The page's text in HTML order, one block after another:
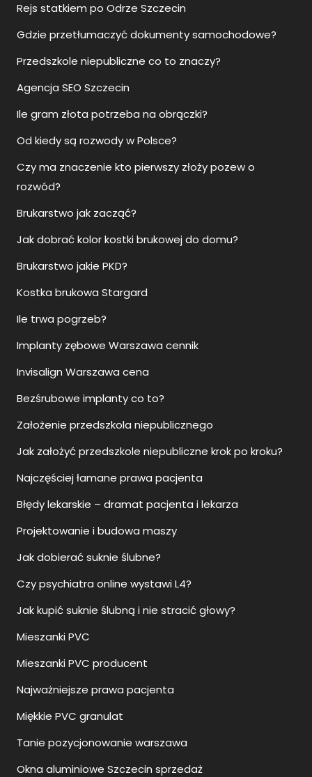
Rejs statkiem po Odrze Szczecin
Gdzie przetłumaczyć dokumenty samochodowe?
Przedszkole niepubliczne co to znaczy?
Agencja SEO Szczecin
Ile gram złota potrzeba na obrączki?
Od kiedy są rozwody w Polsce?
Czy ma znaczenie kto pierwszy złoży pozew o
rozwód?
Brukarstwo jak zacząć?
Jak dobrać kolor kostki brukowej do domu?
Brukarstwo jakie PKD?
Kostka brukowa Stargard
Ile trwa pogrzeb?
Implanty zębowe Warszawa cennik
Invisalign Warszawa cena
Bezśrubowe implanty co to?
Założenie przedszkola niepublicznego
Jak założyć przedszkole niepubliczne krok po kroku?
Najczęściej łamane prawa pacjenta
Błędy lekarskie – dramat pacjenta i lekarza
Projektowanie i budowa maszy
Jak dobierać suknie ślubne?
Czy psychiatra online wystawi L4?
Jak kupić suknie ślubną i nie stracić głowy?
Mieszanki PVC
Mieszanki PVC producent
Najważniejsze prawa pacjenta
Miękkie PVC granulat
Tanie pozycjonowanie warszawa
Okna aluminiowe Szczecin sprzedaż